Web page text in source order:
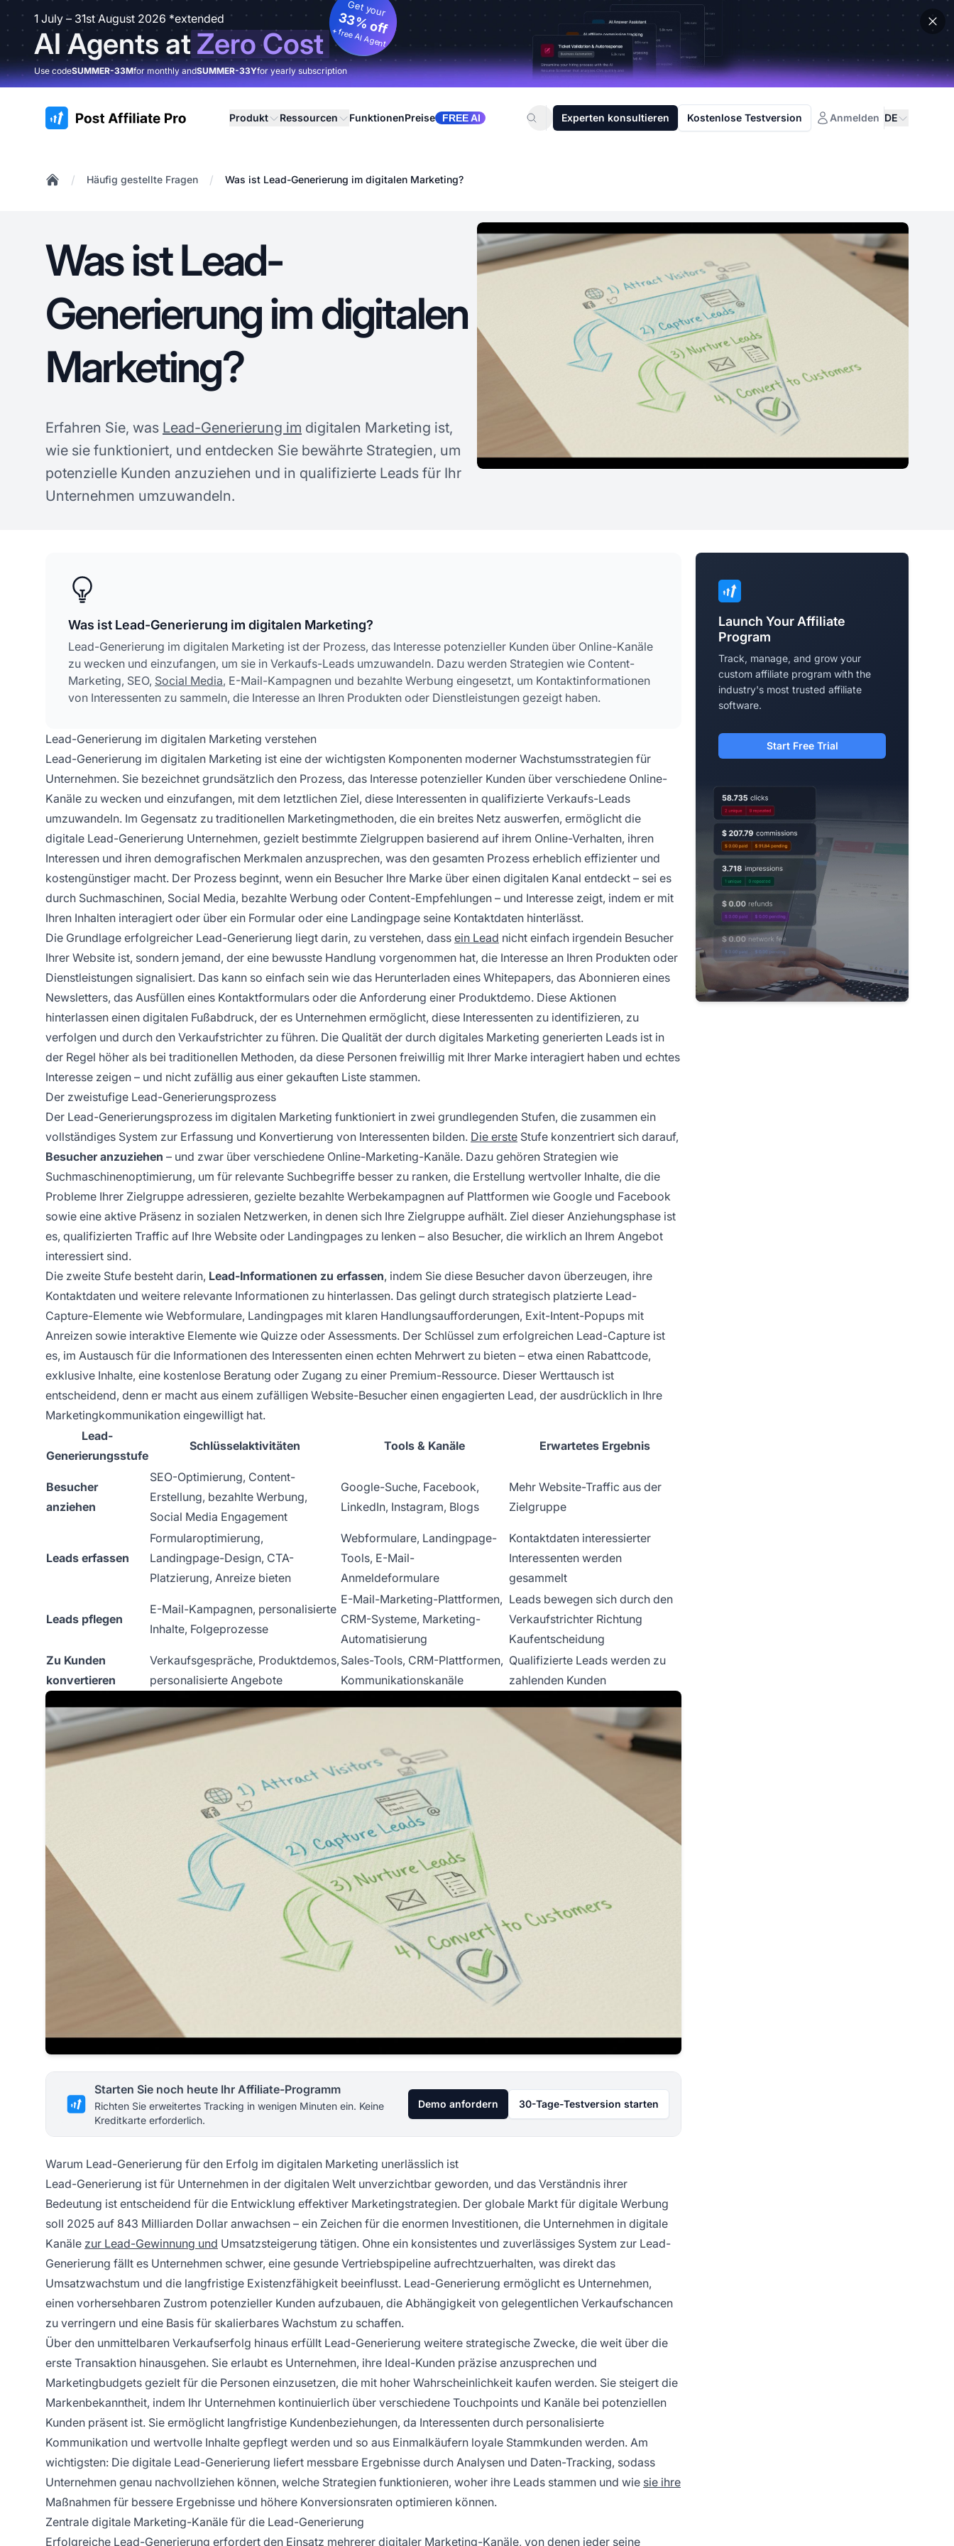
1 July – 31st August 2026 *extended
AI Agents atZero Cost
Get your
33% off
+ free AI Agent
Use codeSUMMER-33Mfor monthly andSUMMER-33Yfor yearly subscription
:site.title Produkt Ressourcen FunktionenPreise FREE AI Experten konsultieren Kostenlose Testversion Anmelden DE
/ Häufig gestellte Fragen / Was ist Lead-Generierung im digitalen Marketing?
Was ist Lead-
Generierung im digitalen
Marketing?
Erfahren Sie, was Lead-Generierung im digitalen Marketing ist,
wie sie funktioniert, und entdecken Sie bewährte Strategien, um
potenzielle Kunden anzuziehen und in qualifizierte Leads für Ihr
Unternehmen umzuwandeln.
Was ist Lead-Generierung im digitalen Marketing?
Lead-Generierung im digitalen Marketing ist der Prozess, das Interesse potenzieller Kunden über Online-Kanäle
zu wecken und einzufangen, um sie in Verkaufs-Leads umzuwandeln. Dazu werden Strategien wie Content-
Marketing, SEO, Social Media, E-Mail-Kampagnen und bezahlte Werbung eingesetzt, um Kontaktinformationen
von Interessenten zu sammeln, die Interesse an Ihren Produkten oder Dienstleistungen gezeigt haben.
Lead-Generierung im digitalen Marketing verstehen
Lead-Generierung im digitalen Marketing ist eine der wichtigsten Komponenten moderner Wachstumsstrategien für
Unternehmen. Sie bezeichnet grundsätzlich den Prozess, das Interesse potenzieller Kunden über verschiedene Online-
Kanäle zu wecken und einzufangen, mit dem letztlichen Ziel, diese Interessenten in qualifizierte Verkaufs-Leads
umzuwandeln. Im Gegensatz zu traditionellen Marketingmethoden, die ein breites Netz auswerfen, ermöglicht die
digitale Lead-Generierung Unternehmen, gezielt bestimmte Zielgruppen basierend auf ihrem Online-Verhalten, ihren
Interessen und ihren demografischen Merkmalen anzusprechen, was den gesamten Prozess erheblich effizienter und
kostengünstiger macht. Der Prozess beginnt, wenn ein Besucher Ihre Marke über einen digitalen Kanal entdeckt – sei es
durch Suchmaschinen, Social Media, bezahlte Werbung oder Content-Empfehlungen – und Interesse zeigt, indem er mit
Ihren Inhalten interagiert oder über ein Formular oder eine Landingpage seine Kontaktdaten hinterlässt.
Die Grundlage erfolgreicher Lead-Generierung liegt darin, zu verstehen, dass ein Lead nicht einfach irgendein Besucher
Ihrer Website ist, sondern jemand, der eine bewusste Handlung vorgenommen hat, die Interesse an Ihren Produkten oder
Dienstleistungen signalisiert. Das kann so einfach sein wie das Herunterladen eines Whitepapers, das Abonnieren eines
Newsletters, das Ausfüllen eines Kontaktformulars oder die Anforderung einer Produktdemo. Diese Aktionen
hinterlassen einen digitalen Fußabdruck, der es Unternehmen ermöglicht, diese Interessenten zu identifizieren, zu
verfolgen und durch den Verkaufstrichter zu führen. Die Qualität der durch digitales Marketing generierten Leads ist in
der Regel höher als bei traditionellen Methoden, da diese Personen freiwillig mit Ihrer Marke interagiert haben und echtes
Interesse zeigen – und nicht zufällig aus einer gekauften Liste stammen.
Der zweistufige Lead-Generierungsprozess
Der Lead-Generierungsprozess im digitalen Marketing funktioniert in zwei grundlegenden Stufen, die zusammen ein
vollständiges System zur Erfassung und Konvertierung von Interessenten bilden. Die erste Stufe konzentriert sich darauf,
Besucher anzuziehen – und zwar über verschiedene Online-Marketing-Kanäle. Dazu gehören Strategien wie
Suchmaschinenoptimierung, um für relevante Suchbegriffe besser zu ranken, die Erstellung wertvoller Inhalte, die die
Probleme Ihrer Zielgruppe adressieren, gezielte bezahlte Werbekampagnen auf Plattformen wie Google und Facebook
sowie eine aktive Präsenz in sozialen Netzwerken, in denen sich Ihre Zielgruppe aufhält. Ziel dieser Anziehungsphase ist
es, qualifizierten Traffic auf Ihre Website oder Landingpages zu lenken – also Besucher, die wirklich an Ihrem Angebot
interessiert sind.
Die zweite Stufe besteht darin, Lead-Informationen zu erfassen, indem Sie diese Besucher davon überzeugen, ihre
Kontaktdaten und weitere relevante Informationen zu hinterlassen. Das gelingt durch strategisch platzierte Lead-
Capture-Elemente wie Webformulare, Landingpages mit klaren Handlungsaufforderungen, Exit-Intent-Popups mit
Anreizen sowie interaktive Elemente wie Quizze oder Assessments. Der Schlüssel zum erfolgreichen Lead-Capture ist
es, im Austausch für die Informationen des Interessenten einen echten Mehrwert zu bieten – etwa einen Rabattcode,
exklusive Inhalte, eine kostenlose Beratung oder Zugang zu einer Premium-Ressource. Dieser Werttausch ist
entscheidend, denn er macht aus einem zufälligen Website-Besucher einen engagierten Lead, der ausdrücklich in Ihre
Marketingkommunikation eingewilligt hat.
Lead-
Generierungsstufe
Schlüsselaktivitäten Tools & Kanäle Erwartetes Ergebnis
Besucher
anziehen
SEO-Optimierung, Content-
Erstellung, bezahlte Werbung,
Social Media Engagement
Google-Suche, Facebook,
LinkedIn, Instagram, Blogs
Mehr Website-Traffic aus der
Zielgruppe
Leads erfassen
Formularoptimierung,
Landingpage-Design, CTA-
Platzierung, Anreize bieten
Webformulare, Landingpage-
Tools, E-Mail-
Anmeldeformulare
Kontaktdaten interessierter
Interessenten werden
gesammelt
Leads pflegen
E-Mail-Kampagnen, personalisierte
Inhalte, Folgeprozesse
E-Mail-Marketing-Plattformen,
CRM-Systeme, Marketing-
Automatisierung
Leads bewegen sich durch den
Verkaufstrichter Richtung
Kaufentscheidung
Zu Kunden
konvertieren
Verkaufsgespräche, Produktdemos,
personalisierte Angebote
Sales-Tools, CRM-Plattformen,
Kommunikationskanäle
Qualifizierte Leads werden zu
zahlenden Kunden
Starten Sie noch heute Ihr Affiliate-Programm
Richten Sie erweitertes Tracking in wenigen Minuten ein. Keine
Kreditkarte erforderlich.
Demo anfordern 30-Tage-Testversion starten
Warum Lead-Generierung für den Erfolg im digitalen Marketing unerlässlich ist
Lead-Generierung ist für Unternehmen in der digitalen Welt unverzichtbar geworden, und das Verständnis ihrer
Bedeutung ist entscheidend für die Entwicklung effektiver Marketingstrategien. Der globale Markt für digitale Werbung
soll 2025 auf 843 Milliarden Dollar anwachsen – ein Zeichen für die enormen Investitionen, die Unternehmen in digitale
Kanäle zur Lead-Gewinnung und Umsatzsteigerung tätigen. Ohne ein konsistentes und zuverlässiges System zur Lead-
Generierung fällt es Unternehmen schwer, eine gesunde Vertriebspipeline aufrechtzuerhalten, was direkt das
Umsatzwachstum und die langfristige Existenzfähigkeit beeinflusst. Lead-Generierung ermöglicht es Unternehmen,
einen vorhersehbaren Zustrom potenzieller Kunden aufzubauen, die Abhängigkeit von gelegentlichen Verkaufschancen
zu verringern und eine Basis für skalierbares Wachstum zu schaffen.
Über den unmittelbaren Verkaufserfolg hinaus erfüllt Lead-Generierung weitere strategische Zwecke, die weit über die
erste Transaktion hinausgehen. Sie erlaubt es Unternehmen, ihre Ideal-Kunden präzise anzusprechen und
Marketingbudgets gezielt für die Personen einzusetzen, die mit hoher Wahrscheinlichkeit kaufen werden. Sie steigert die
Markenbekanntheit, indem Ihr Unternehmen kontinuierlich über verschiedene Touchpoints und Kanäle bei potenziellen
Kunden präsent ist. Sie ermöglicht langfristige Kundenbeziehungen, da Interessenten durch personalisierte
Kommunikation und wertvolle Inhalte gepflegt werden und so aus Einmalkäufern loyale Stammkunden werden. Am
wichtigsten: Die digitale Lead-Generierung liefert messbare Ergebnisse durch Analysen und Daten-Tracking, sodass
Unternehmen genau nachvollziehen können, welche Strategien funktionieren, woher ihre Leads stammen und wie sie ihre
Maßnahmen für bessere Ergebnisse und höhere Konversionsraten optimieren können.
Zentrale digitale Marketing-Kanäle für die Lead-Generierung
Erfolgreiche Lead-Generierung erfordert den Einsatz mehrerer digitaler Marketing-Kanäle, von denen jeder seine
Launch Your Affiliate
Program
Track, manage, and grow your
custom affiliate program with the
industry's most trusted affiliate
software.
Start Free Trial